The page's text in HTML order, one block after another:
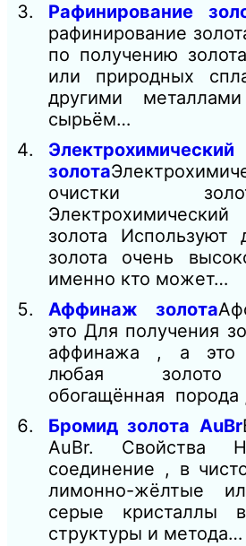
Рафинирование
рафинирование
по получению
или природных
другими
сырьём…
золота
очистки
золота Используют
золота очень
именно кто может…
Аффинаж золота
это Для получения
аффинажа , а это
любая золото
обогащённая порода
Бромид золота AuBr
AuBr. Свойства
соединение , в
лимонно-жёлтые
серые кристаллы
структуры и метода…